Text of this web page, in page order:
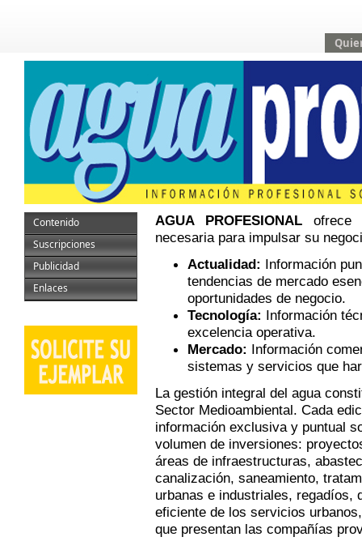
Contenido
Suscripciones
Publicidad
Enlaces
AGUA PROFESIONAL ofrece
necesaria para impulsar su
Actualidad: Información
tendencias de mercado
oportunidades de negocio.
Tecnología: Información
excelencia operativa.
Mercado: Información
sistemas y servicios que
La gestión integral del agua
Sector Medioambiental. Cada
información exclusiva y puntual
volumen de inversiones:
áreas de infraestructuras,
canalización, saneamiento,
urbanas e industriales, regadíos,
eficiente de los servicios
que presentan las compañías